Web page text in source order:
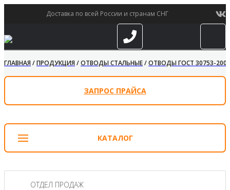
Доставка по всей России и странам СНГ
ГЛАВНАЯ/ПРОДУКЦИЯ/ОТВОДЫ СТАЛЬНЫЕ/ОТВОДЫ ГОСТ 30753-
ЗАПРОС ПРАЙСА
КАТАЛОГ
ОТДЕЛ ПРОДАЖ